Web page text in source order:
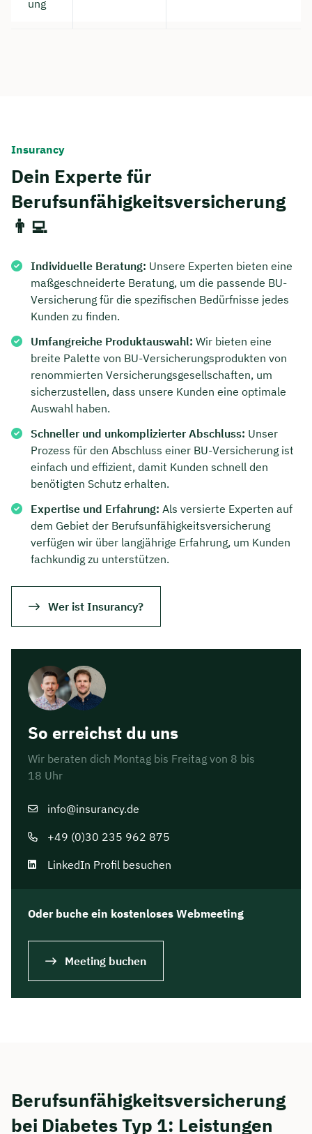
ung
Insurancy
Dein Experte für
Berufsunfähigkeitsversicherung
👨‍💻
Individuelle Beratung: Unsere Experten bieten eine
maßgeschneiderte Beratung, um die passende BU-
Versicherung für die spezifischen Bedürfnisse jedes
Kunden zu finden.
Umfangreiche Produktauswahl: Wir bieten eine
breite Palette von BU-Versicherungsprodukten von
renommierten Versicherungsgesellschaften, um
sicherzustellen, dass unsere Kunden eine optimale
Auswahl haben.
Schneller und unkomplizierter Abschluss: Unser
Prozess für den Abschluss einer BU-Versicherung ist
einfach und effizient, damit Kunden schnell den
benötigten Schutz erhalten.
Expertise und Erfahrung: Als versierte Experten auf
dem Gebiet der Berufsunfähigkeitsversicherung
verfügen wir über langjährige Erfahrung, um Kunden
fachkundig zu unterstützen.
Wer ist Insurancy?
So erreichst du uns
Wir beraten dich Montag bis Freitag von 8 bis
18 Uhr
info@insurancy.de
+49 (0)30 235 962 875
LinkedIn Profil besuchen
Oder buche ein kostenloses Webmeeting
Meeting buchen
Berufsunfähigkeitsversicherung
bei Diabetes Typ 1: Leistungen